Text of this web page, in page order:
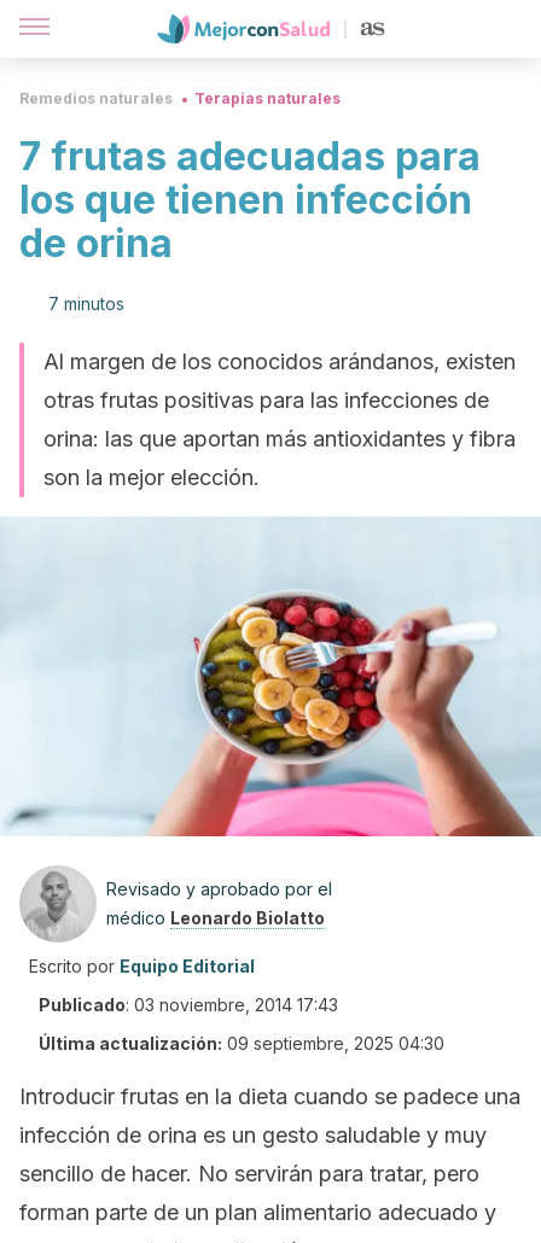
Remedios naturales Terapias naturales
7 frutas adecuadas para
los que tienen infección
de orina
7 minutos
Al margen de los conocidos arándanos, existen
otras frutas positivas para las infecciones de
orina: las que aportan más antioxidantes y fibra
son la mejor elección.
Revisado y aprobado por el
médico Leonardo Biolatto
Escrito por Equipo Editorial
Publicado: 03 noviembre, 2014 17:43
Última actualización: 09 septiembre, 2025 04:30
Introducir frutas en la dieta cuando se padece una
infección de orina es un gesto saludable y muy
sencillo de hacer. No servirán para tratar, pero
forman parte de un plan alimentario adecuado y